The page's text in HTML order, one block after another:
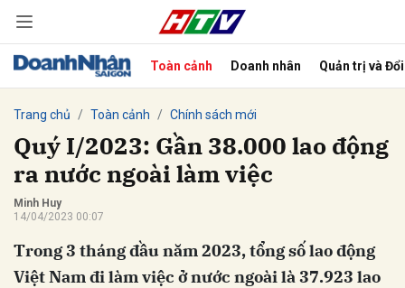
Toàn cảnh Doanh nhân Quản trị và
Trang chủ Toàn cảnh Chính sách mới
Quý I/2023: Gần 38.000 lao động
ra nước ngoài làm việc
Minh Huy
14/04/2023 00:07
Trong 3 tháng đầu năm 2023, tổng số lao động
Việt Nam đi làm việc ở nước ngoài là 37.923 lao